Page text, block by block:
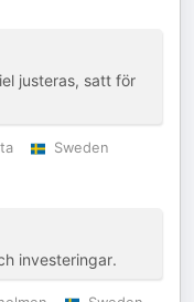
justeras, satt för
Sweden
investeringar.